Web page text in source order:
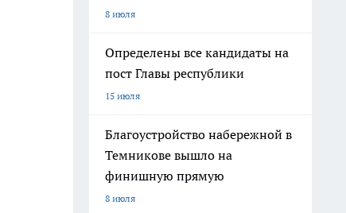
8 июля
Определены все кандидаты на
пост Главы республики
15 июля
Благоустройство набережной в
Темникове вышло на
финишную прямую
8 июля